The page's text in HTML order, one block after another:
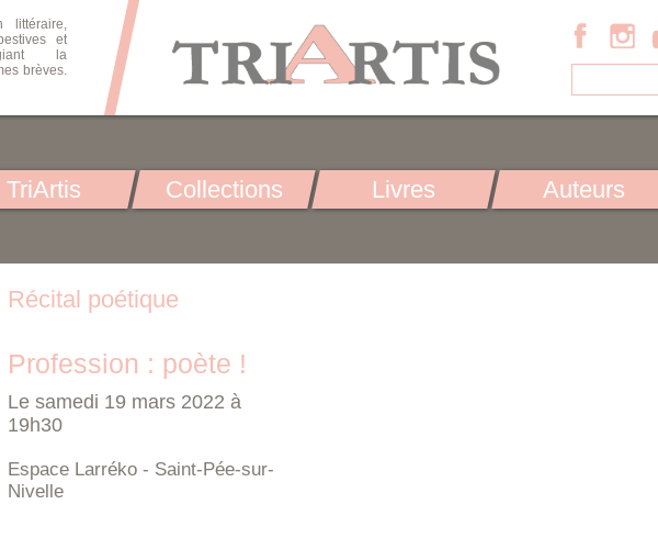
littéraire,
et
la
brèves.
TriArtis Collections Livres Auteurs
Récital poétique
Profession : poète !
Le samedi 19 mars 2022 à
19h30
Espace Larréko - Saint-Pée-sur-
Nivelle